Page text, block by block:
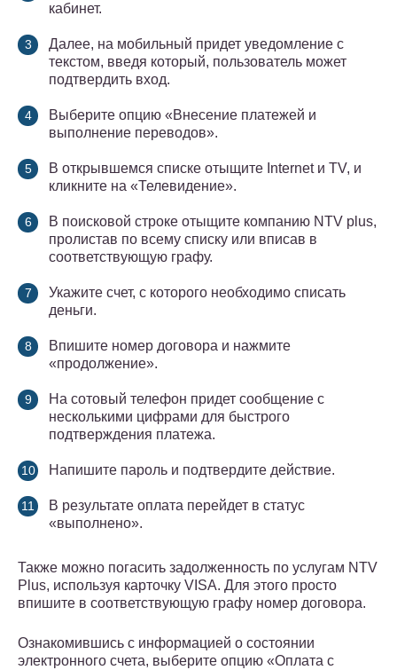
кабинет.
Далее, на мобильный придет уведомление с
текстом, введя который, пользователь может
подтвердить вход.
Выберите опцию «Внесение платежей и
выполнение переводов».
В открывшемся списке отыщите Internet и TV, и
кликните на «Телевидение».
В поисковой строке отыщите компанию NTV plus,
пролистав по всему списку или вписав в
соответствующую графу.
Укажите счет, с которого необходимо списать
деньги.
Впишите номер договора и нажмите
«продолжение».
На сотовый телефон придет сообщение с
несколькими цифрами для быстрого
подтверждения платежа.
Напишите пароль и подтвердите действие.
В результате оплата перейдет в статус
«выполнено».
Также можно погасить задолженность по услугам NTV
Plus, используя карточку VISA. Для этого просто
впишите в соответствующую графу номер договора.
Ознакомившись с информацией о состоянии
электронного счета, выберите опцию «Оплата с